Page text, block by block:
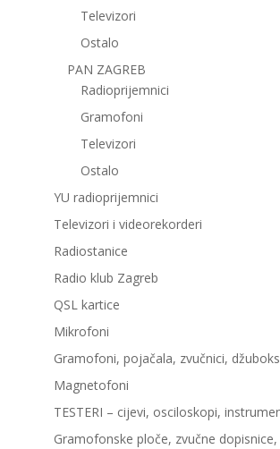
Televizori
Ostalo
PAN ZAGREB
Radioprijemnici
Gramofoni
Televizori
Ostalo
YU radioprijemnici
Televizori i videorekorderi
Radiostanice
Radio klub Zagreb
QSL kartice
Mikrofoni
Gramofoni, pojačala, zvučnici,
Magnetofoni
TESTERI – cijevi, osciloskopi,
Gramofonske ploče, zvučne